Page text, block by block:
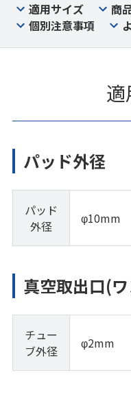
適用サイズ 商
個別注意事項
パッド外径
パッド
外径
φ10mm
真空取出口(
チュー
ブ外径
φ2mm